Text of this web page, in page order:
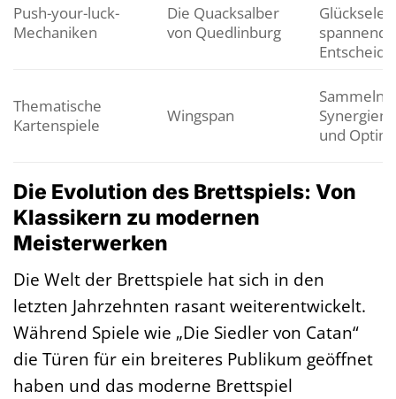
Push-your-luck-
Mechaniken
Die Quacksalber
von Quedlinburg
spannende
Thematische
Kartenspiele
Wingspan
Sammeln
und
Die Evolution des Brettspiels: Von
Klassikern zu modernen
Meisterwerken
Die Welt der Brettspiele hat sich in den
letzten Jahrzehnten rasant weiterentwickelt.
Während Spiele wie „Die Siedler von Catan“
die Türen für ein breiteres Publikum geöffnet
haben und das moderne Brettspiel